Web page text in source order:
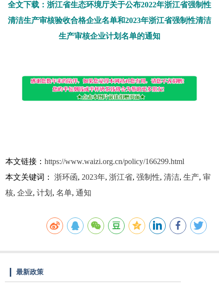
全文下载：浙江省生态环境厅关于公布2022年浙江省强制性
清洁生产审核验收合格企业名单和2023年浙江省强制性清洁
生产审核企业计划名单的通知
本文链接：https://www.waizi.org.cn/policy/166299.html
本文关键词：浙环函,2023年,浙江省,强制性,清洁,生产,审
核,企业,计划 ,名单,通知
最新政策